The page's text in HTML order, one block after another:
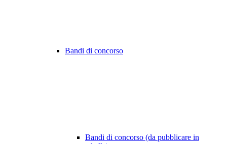
Bandi di concorso
Bandi di concorso (da pubblicare in